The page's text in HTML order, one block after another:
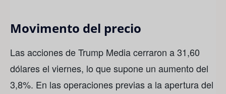
Movimento del precio
Las acciones de Trump Media cerraron a 31,60
dólares el viernes, lo que supone un aumento del
3,8%. En las operaciones previas a la apertura del